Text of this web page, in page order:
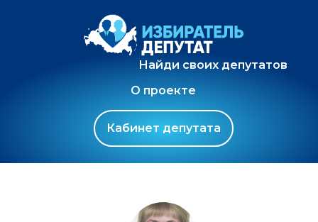
Найди своих депутатов
О проекте
Кабинет депутата